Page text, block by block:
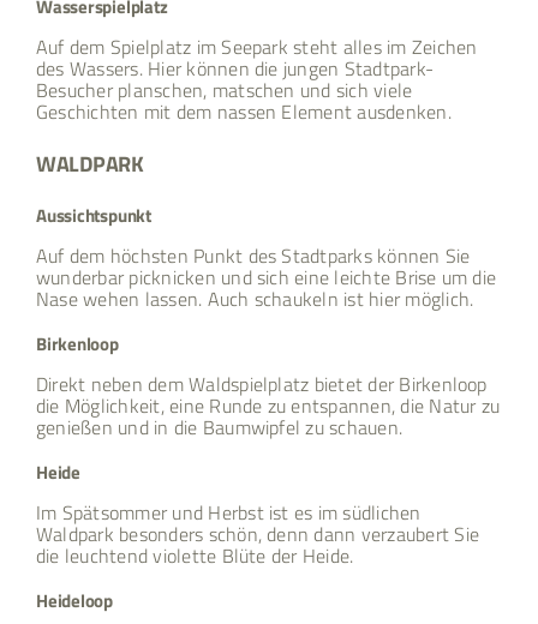
Wasserspielplatz
Auf dem Spielplatz im Seepark steht alles im Zeichen
des Wassers. Hier können die jungen Stadtpark-
Besucher planschen, matschen und sich viele
Geschichten mit dem nassen Element ausdenken.
WALDPARK
Aussichtspunkt
Auf dem höchsten Punkt des Stadtparks können Sie
wunderbar picknicken und sich eine leichte Brise um die
Nase wehen lassen. Auch schaukeln ist hier möglich.
Birkenloop
Direkt neben dem Waldspielplatz bietet der Birkenloop
die Möglichkeit, eine Runde zu entspannen, die Natur zu
genießen und in die Baumwipfel zu schauen.
Heide
Im Spätsommer und Herbst ist es im südlichen
Waldpark besonders schön, denn dann verzaubert Sie
die leuchtend violette Blüte der Heide.
Heideloop